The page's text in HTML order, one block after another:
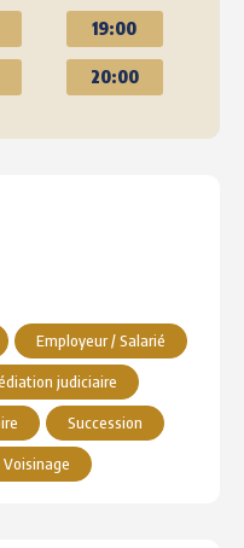
19:00
20:00
Employeur / Salarié
judiciaire
Succession
Voisinage